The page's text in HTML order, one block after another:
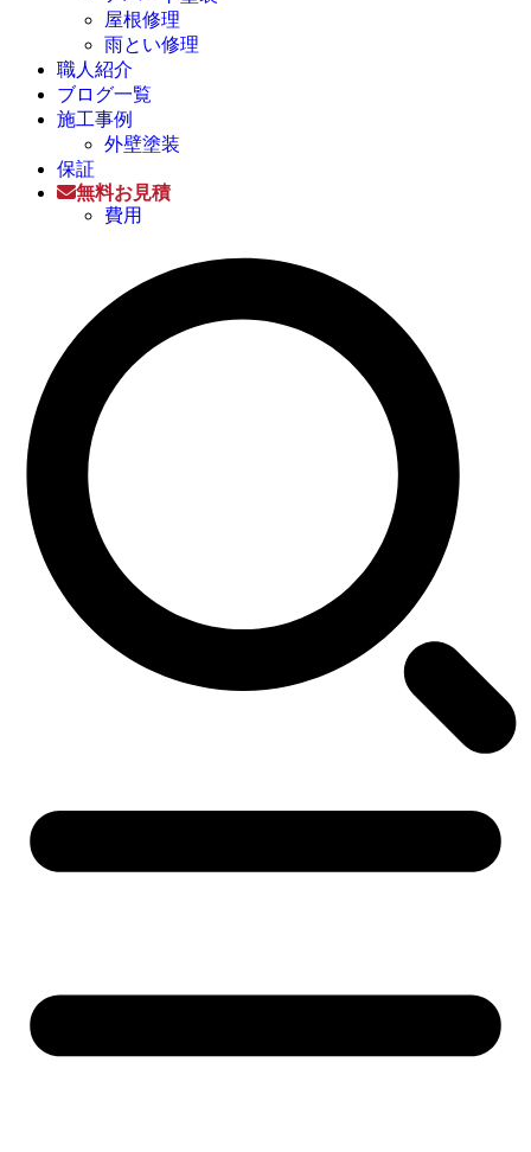
屋根修理
雨とい修理
職人紹介
ブログ一覧
施工事例
外壁塗装
保証
無料お見積
費用